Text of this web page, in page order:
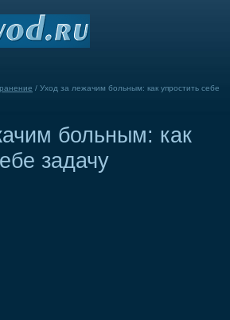
/ Уход за лежачим больным: как упростить себе
больным: как
задачу